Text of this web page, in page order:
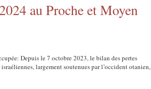
au Proche et Moyen
Depuis le 7 octobre 2023, le bilan des pertes
largement soutenues par l’occident otanien,